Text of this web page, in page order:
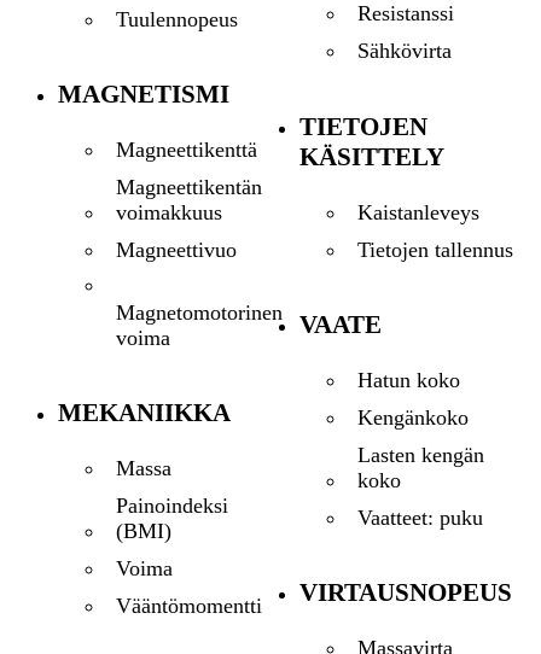
Tuulennopeus
MAGNETISMI
Magneettikenttä
Magneettikentän
voimakkuus
Magneettivuo
Magnetomotorinen
voima
MEKANIIKKA
Massa
Painoindeksi
(BMI)
Voima
Vääntömomentti
Resistanssi
Sähkövirta
TIETOJEN
KÄSITTELY
Kaistanleveys
Tietojen tallennus
VAATE
Hatun koko
Kengänkoko
Lasten kengän
koko
Vaatteet: puku
VIRTAUSNOPEUS
Massavirta